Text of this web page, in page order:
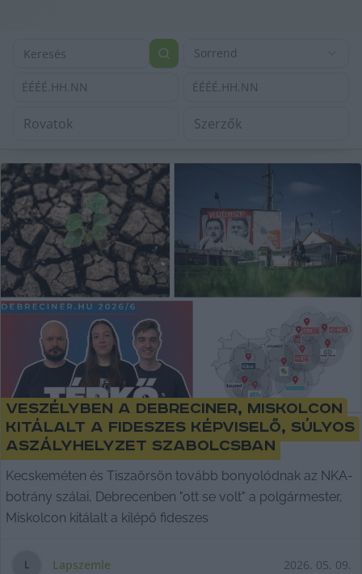
Sorrend
ÉÉÉÉ.HH.NN ÉÉÉÉ.HH.NN
Veszélyben a Debreciner, Miskolcon
kitálalt a fideszes képviselő, súlyos
aszályhelyzet Szabolcsban
Kecskeméten és Tiszaörsön tovább bonyolódnak az NKA-
botrány szálai, Debrecenben "ott se volt" a polgármester,
Miskolcon kitálalt a kilépő fideszes
L Lapszemle 2026. 05. 09.